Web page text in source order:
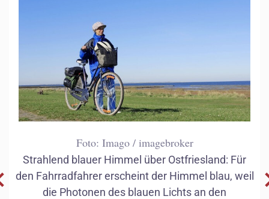
Foto: Imago / imagebroker
Strahlend blauer Himmel über Ostfriesland: Für
den Fahrradfahrer erscheint der Himmel blau, weil
die Photonen des blauen Lichts an den